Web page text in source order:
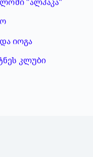
კლუბი